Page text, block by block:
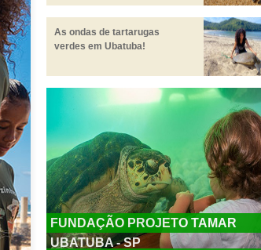
As ondas de tartarugas
verdes em Ubatuba!
FUNDAÇÃO PROJETO TAMAR
UBATUBA - SP